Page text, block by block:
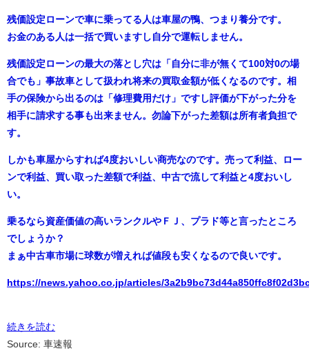
残価設定ローンで車に乗ってる人は車屋の鴨、つまり養分です。
お金のある人は一括で買いますし自分で運転しません。
残価設定ローンの最大の落とし穴は「自分に非が無くて100対0の場
合でも」事故車として扱われ将来の買取金額が低くなるのです。相
手の保険から出るのは「修理費用だけ」ですし評価が下がった分を
相手に請求する事も出来ません。勿論下がった差額は所有者負担で
す。
しかも車屋からすれば4度おいしい商売なのです。売って利益、ロー
ンで利益、買い取った差額で利益、中古で流して利益と4度おいし
い。
乗るなら資産価値の高いランクルやＦＪ、プラド等と言ったところ
でしょうか？
まぁ中古車市場に球数が増えれば値段も安くなるので良いです。
https://news.yahoo.co.jp/articles/
続きを読む
Source: 車速報